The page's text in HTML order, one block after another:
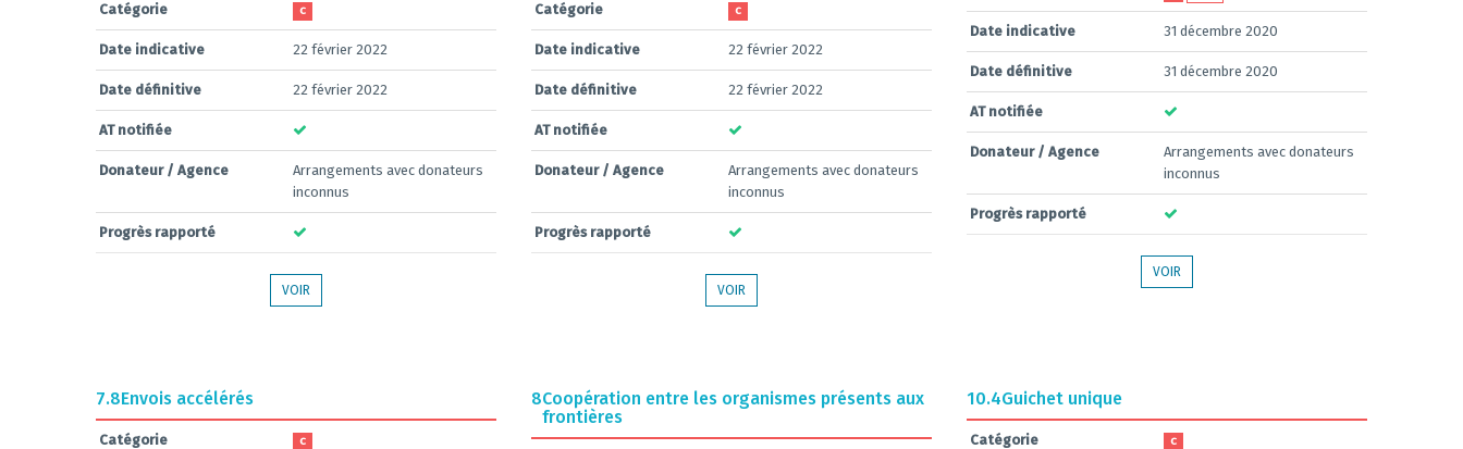
Catégorie C
Date indicative 22 février 2022
Date définitive 22 février 2022
AT notifiée
Donateur / Agence
Arrangements avec donateurs
inconnus
Progrès rapporté
VOIR
Catégorie C
Date indicative 22 février 2022
Date définitive 22 février 2022
AT notifiée
Donateur / Agence
Arrangements avec donateurs
inconnus
Progrès rapporté
VOIR
Date indicative 31 décembre 2020
Date définitive 31 décembre 2020
AT notifiée
Donateur / Agence
Arrangements avec donateurs
inconnus
Progrès rapporté
VOIR
7.8Envois accélérés
Catégorie C
8Coopération entre les organismes présents aux
frontières
10.4Guichet unique
Catégorie C